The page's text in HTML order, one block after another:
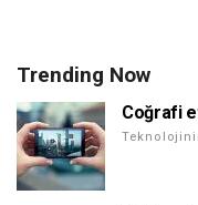
Trending Now
Coğrafi